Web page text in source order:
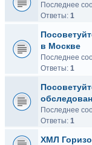
Последнее
Ответы: 1
в Москве
Последнее
Ответы: 1
Последнее
Ответы: 1
ХМЛ